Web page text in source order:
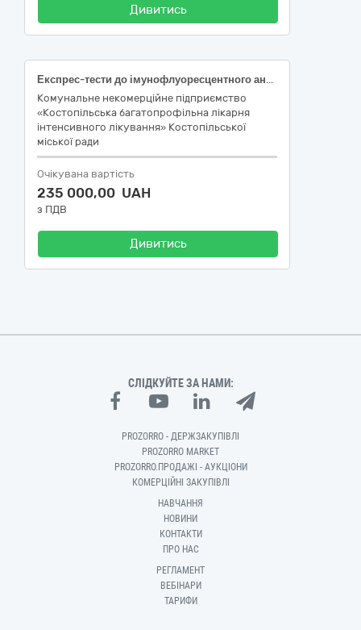
Дивитись
Експрес-тести до імунофлуоресцентного аналізатора Getein 1160
Комунальне некомерційне підприємство
«Костопільська багатопрофільна лікарня
інтенсивного лікування» Костопільської
міської ради
Очікувана вартість
235 000,00 UAH
з ПДВ
Дивитись
СЛІДКУЙТЕ ЗА НАМИ:
PROZORRO - ДЕРЖЗАКУПІВЛІ
PROZORRO MARKET
PROZORRO.ПРОДАЖІ - АУКЦІОНИ
КОМЕРЦІЙНІ ЗАКУПІВЛІ
НАВЧАННЯ
НОВИНИ
КОНТАКТИ
ПРО НАС
РЕГЛАМЕНТ
ВЕБІНАРИ
ТАРИФИ